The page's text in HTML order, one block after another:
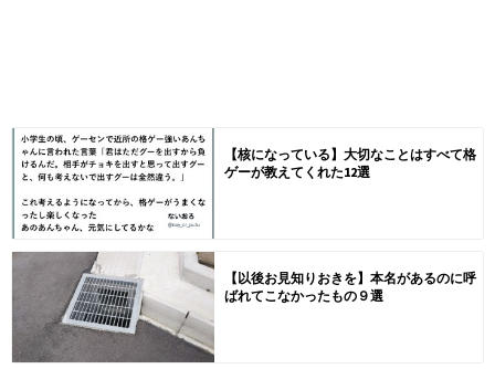
【核になっている】大切なことはすべて格
ゲーが教えてくれた12選
【以後お見知りおきを】本名があるのに呼
ばれてこなかったもの９選